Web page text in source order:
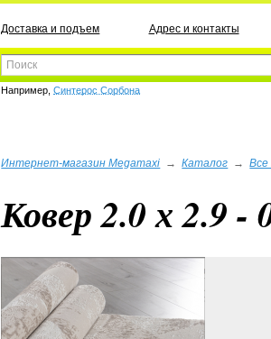
Доставка и подъем Адрес и контакты
Например,Синтерос Сорбона
Интернет-магазин Megamaxi →Каталог →
Ковер 2.0 х 2.9